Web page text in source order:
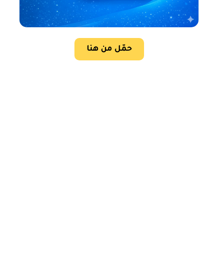
حمّل من هنا